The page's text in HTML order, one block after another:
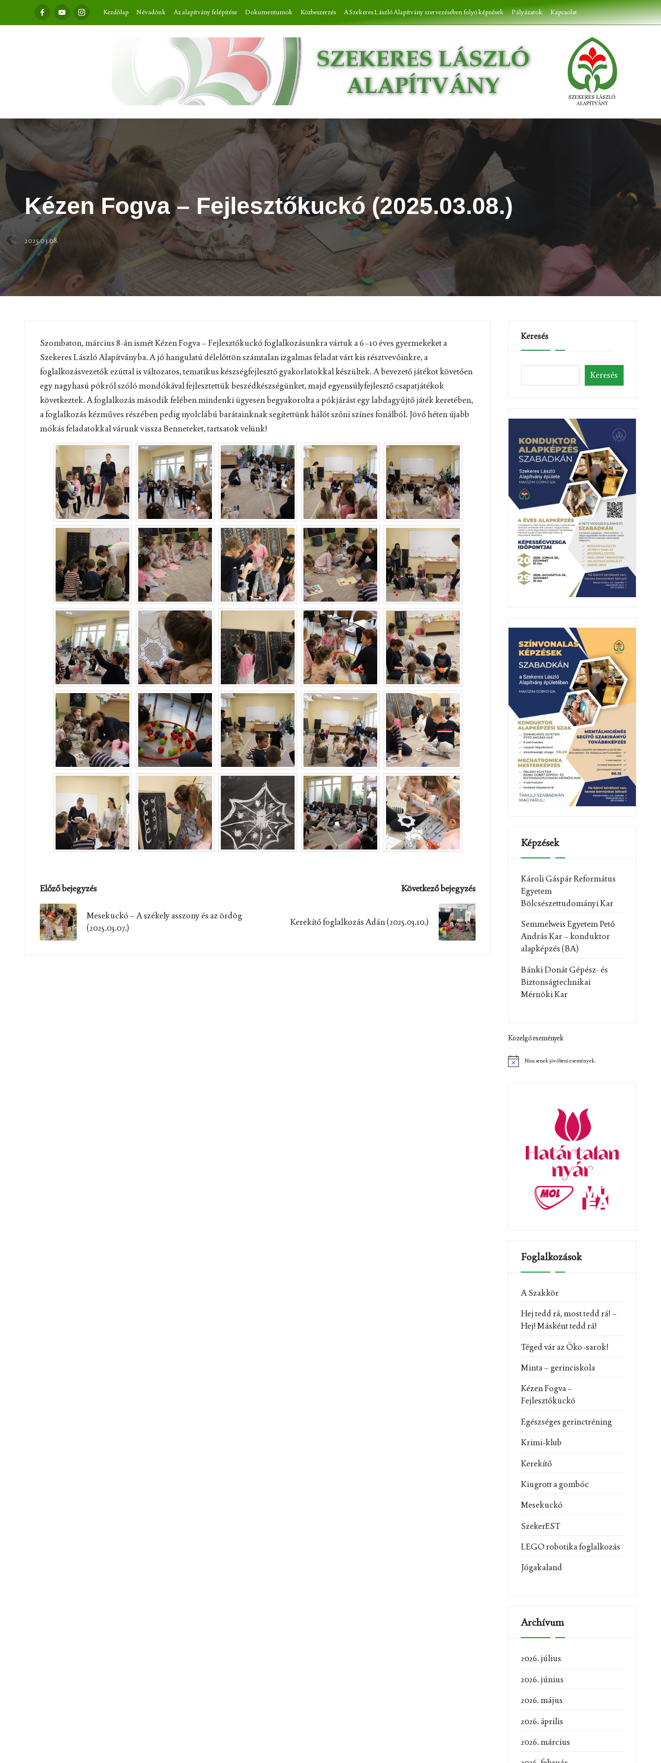
FacebookYoutube Instagram Kezdőlap Névadónk Az alapítvány felépítése Dokumentumok Közbeszerzés A Szekeres László Alapítvány szervezésében folyó képzések Pályázatok Kapcsolat
Kézen Fogva – Fejlesztőkuckó (2025.03.08.)
2025.03.08.
Szombaton, március 8-án ismét Kézen Fogva – Fejlesztőkuckó foglalkozásunkra vártuk a 6–10 éves gyermekeket a
Szekeres László Alapítványba. A jó hangulatú délelőttön számtalan izgalmas feladat várt kis résztvevőinkre, a
foglalkozásvezetők ezúttal is változatos, tematikus készségfejlesztő gyakorlatokkal készültek. A bevezető játékot követően
egy nagyhasú pókról szóló mondókával fejlesztettük beszédkészségünket, majd egyensúlyfejlesztő csapatjátékok
következtek. A foglalkozás második felében mindenki ügyesen begyakorolta a pókjárást egy labdagyűjtő játék keretében,
a foglalkozás kézműves részében pedig nyolclábú barátainknak segítettünk hálót szőni színes fonálból. Jövő héten újabb
mókás feladatokkal várunk vissza Benneteket, tartsatok velünk!
Post
navigation
Előző bejegyzés
Mesekuckó – A székely asszony és az ördög
(2025.03.07.)
Következő bejegyzés
Kerekítő foglalkozás Adán (2025.03.10.)
Keresés
Keresés
Képzések
Károli Gáspár Református
Egyetem
Bölcsészettudományi Kar
Semmelweis Egyetem Pető
András Kar – konduktor
alapképzés (BA)
Bánki Donát Gépész- és
Biztonságtechnikai
Mérnöki Kar
Közelgő események
Nincsenek jövőbeni események.
Foglalkozások
A Szakkör
Hej tedd rá, most tedd rá! –
Hej! Másként tedd rá!
Téged vár az Öko-sarok!
Minta – gerinciskola
Kézen Fogva –
Fejlesztőkuckó
Egészséges gerinctréning
Krimi-klub
Kerekítő
Kiugrott a gombóc
Mesekuckó
SzekerEST
LEGO robotika foglalkozás
Jógakaland
Archívum
2026. július
2026. június
2026. május
2026. április
2026. március